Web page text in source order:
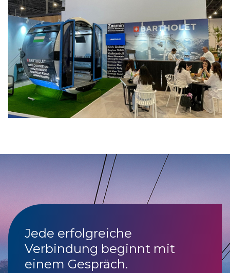
Jede erfolgreiche
Verbindung beginnt mit
einem Gespräch.